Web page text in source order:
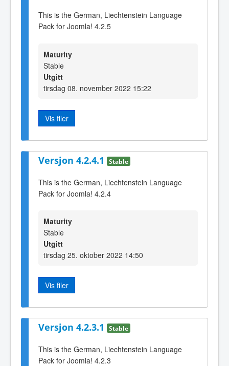
This is the German, Liechtenstein Language
Pack for Joomla! 4.2.5
Maturity
Stable
Utgitt
tirsdag 08. november 2022 15:22
Vis filer
Versjon 4.2.4.1 Stable
This is the German, Liechtenstein Language
Pack for Joomla! 4.2.4
Maturity
Stable
Utgitt
tirsdag 25. oktober 2022 14:50
Vis filer
Versjon 4.2.3.1 Stable
This is the German, Liechtenstein Language
Pack for Joomla! 4.2.3